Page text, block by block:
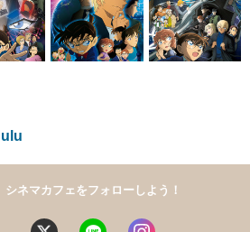
シネマカフェをフォローしよう！